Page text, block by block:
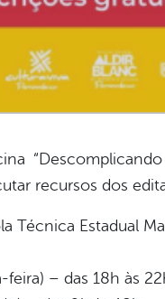
recursos dos
Técnica Estadual
– das 18h às